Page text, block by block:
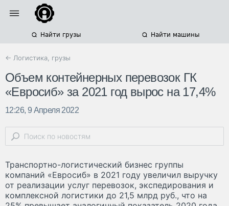
Найти грузы Найти машины
← Логистика, грузы
Объем контейнерных перевозок ГК
«Евросиб» за 2021 год вырос на 17,4%
12:26, 9 Апреля 2022
Транспортно-логистический бизнес группы
компаний «Евросиб» в 2021 году увеличил выручку
от реализации услуг перевозок, экспедирования и
комплексной логистики до 21,5 млрд руб., что на